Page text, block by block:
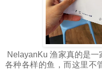
NelayanKu 渔家真的是
各种各样的鱼，而这里不